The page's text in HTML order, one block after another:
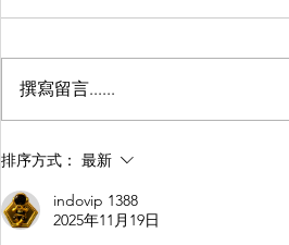
2023 勞工主日聲明 Labour
Sunday Statement
撰寫留言......
排序方式： 最新
indovip 1388
2025年11月19日